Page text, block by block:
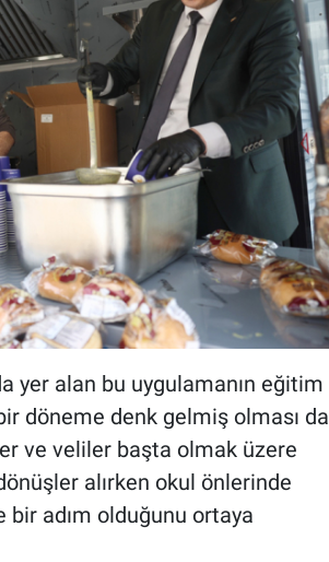
yer alan bu uygulamanın eğitim
döneme denk gelmiş olması da
ve veliler başta olmak üzere
alırken okul önlerinde
adım olduğunu ortaya